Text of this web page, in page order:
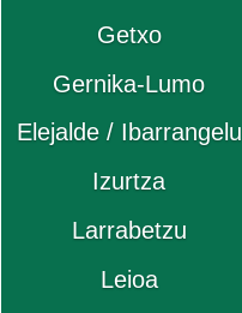
Getxo
Gernika-Lumo
Elejalde / Ibarrangelu
Izurtza
Larrabetzu
Leioa